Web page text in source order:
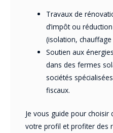
Travaux de
d’impôt ou
(isolation,
Soutien aux
dans des fermes
sociétés
fiscaux.
Je vous guide pour
votre profil et profiter des